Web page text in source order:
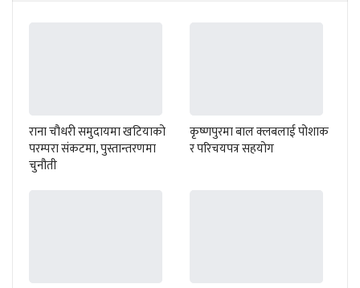
राना चौधरी समुदायमा खटियाको
परम्परा संकटमा, पुस्तान्तरणमा
चुनौती
कृष्णपुरमा बाल क्लबलाई पोशाक
र परिचयपत्र सहयोग